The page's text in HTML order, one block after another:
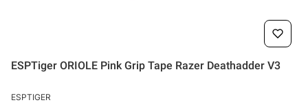
ESPTiger ORIOLE Pink Grip Tape Razer Deathadder V3
PRODUCENT
ESPTIGER